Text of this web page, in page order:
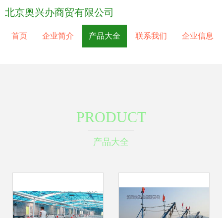
北京奥兴办商贸有限公司
首页 企业简介 产品大全 联系我们 企业信息
PRODUCT
产品大全